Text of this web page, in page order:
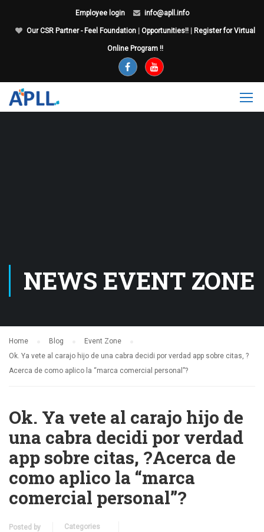
Employee login info@apll.info
Our CSR Partner - Feel Foundation Opportunities!! Register for Virtual
Online Program !!
NEWS EVENT ZONE
Home Blog
Event Zone
Ok. Ya vete al carajo hijo de una cabra decidi por verdad app sobre citas, ?
Acerca de como aplico la “marca comercial personal”?
Ok. Ya vete al carajo hijo de
una cabra decidi por verdad
app sobre citas, ?Acerca de
como aplico la “marca
comercial personal”?
Posted by
Categories